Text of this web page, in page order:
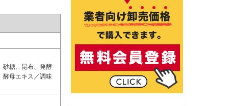
砂糖、昆布、発酵
酵母エキス／調味